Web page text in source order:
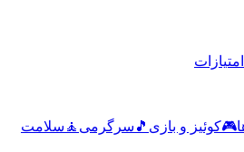
🎮کوئیز و بازی 🎵 سرگرمی 🧘 سلامت